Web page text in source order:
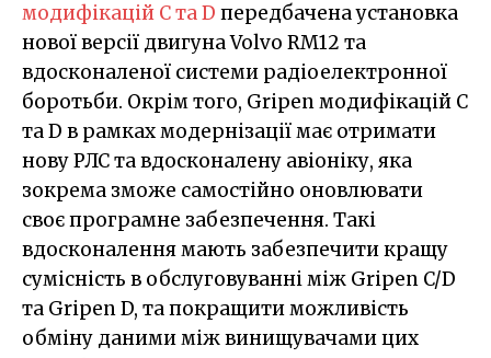
модифікацій C та D передбачена установка
нової версії двигуна Volvo RM12 та
вдосконаленої системи радіоелектронної
боротьби. Окрім того, Gripen модифікацій C
та D в рамках модернізації має отримати
нову РЛС та вдосконалену авіоніку, яка
зокрема зможе самостійно оновлювати
своє програмне забезпечення. Такі
вдосконалення мають забезпечити кращу
сумісність в обслуговуванні між Gripen C/D
та Gripen D, та покращити можливість
обміну даними між винищувачами цих